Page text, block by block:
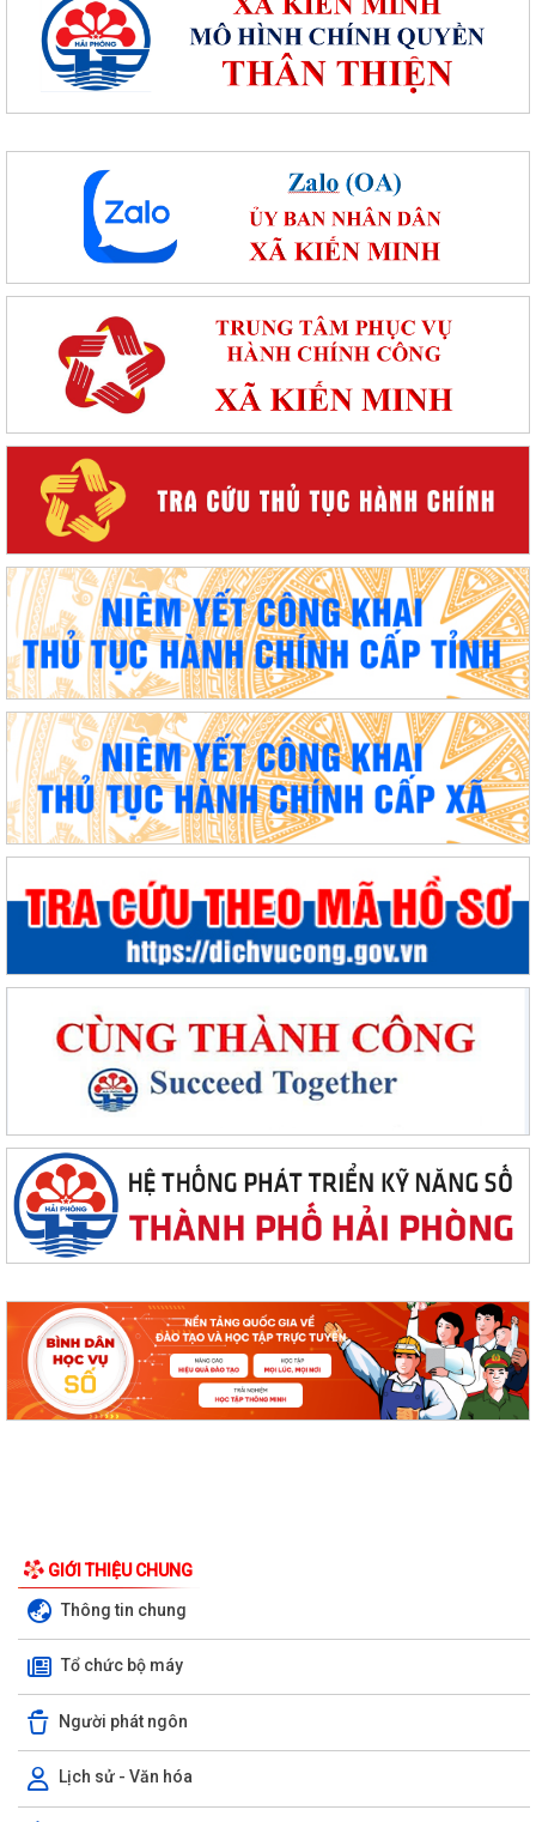
GIỚI THIỆU CHUNG
Thông tin chung
Tổ chức bộ máy
Người phát ngôn
Lịch sử - Văn hóa